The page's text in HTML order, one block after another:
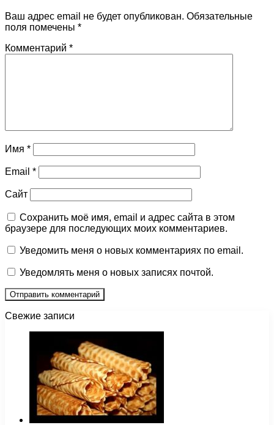
Ваш адрес email не будет опубликован. Обязательные
поля помечены *
Комментарий *
Имя *
Email *
Сайт
Сохранить моё имя, email и адрес сайта в этом
браузере для последующих моих комментариев.
Уведомить меня о новых комментариях по email.
Уведомлять меня о новых записях почтой.
Свежие записи